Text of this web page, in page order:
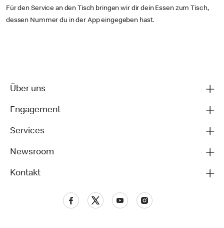
Für den Service an den Tisch bringen wir dir dein Essen zum Tisch,
dessen Nummer du in der App eingegeben hast.
Über uns
Engagement
Services
Newsroom
Kontakt